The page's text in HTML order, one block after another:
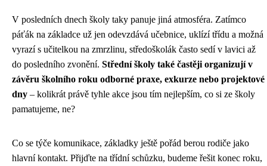
V posledních dnech školy taky panuje jiná atmosféra. Zatímco
páťák na základce už jen odevzdává učebnice, uklízí třídu a možná
vyrazí s učitelkou na zmrzlinu, středoškolák často sedí v lavici až
do posledního zvonění. Střední školy také častěji organizují v
závěru školního roku odborné praxe, exkurze nebo projektové
dny – kolikrát právě tyhle akce jsou tím nejlepším, co si ze školy
pamatujeme, ne?
Co se týče komunikace, základky ještě pořád berou rodiče jako
hlavní kontakt. Přijďte na třídní schůzku, budeme řešit konec roku,